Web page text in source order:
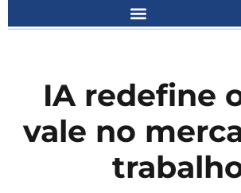
IA redefine
vale no